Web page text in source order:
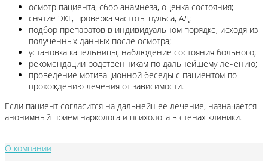
осмотр пациента, сбор анамнеза, оценка состояния;
снятие ЭКГ, проверка частоты пульса, АД;
подбор препаратов в индивидуальном порядке, исходя из
полученных данных после осмотра;
установка капельницы, наблюдение состояния больного;
рекомендации родственникам по дальнейшему лечению;
проведение мотивационной беседы с пациентом по
прохождению лечения от зависимости.
Если пациент согласится на дальнейшее лечение, назначается
анонимный прием нарколога и психолога в стенах клиники.
О компании